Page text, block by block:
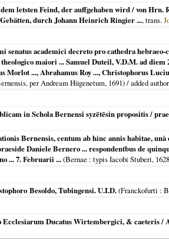
letsten Feind, der auffgehaben wird / von Hrn.
durch Johann Heinrich Ringier ..., trans.
academici decreto pro cathedra
maiori ... Samuel Duteil, V.D.M. ad
Morlot ..., Abrahamus Roy ..., Christophorus
per Andream Hügenetum, 1691) / added
in Schola Bernensi syzētēsin propositis /
Bernensis, centum ab hinc annis habitae,
Daniele Bernero ... respondentbus de
... 7. Februarii ...(Bernae : typis Iacobi Stuberi, 1628
Besoldo, Tubingensi. U.I.D.(Franckofurti :
Ducatus Wirtembergici, & caeteris /